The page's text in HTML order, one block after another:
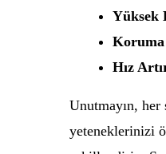
Yüksek
Hız
Unutmayın,
yeteneklerinizi